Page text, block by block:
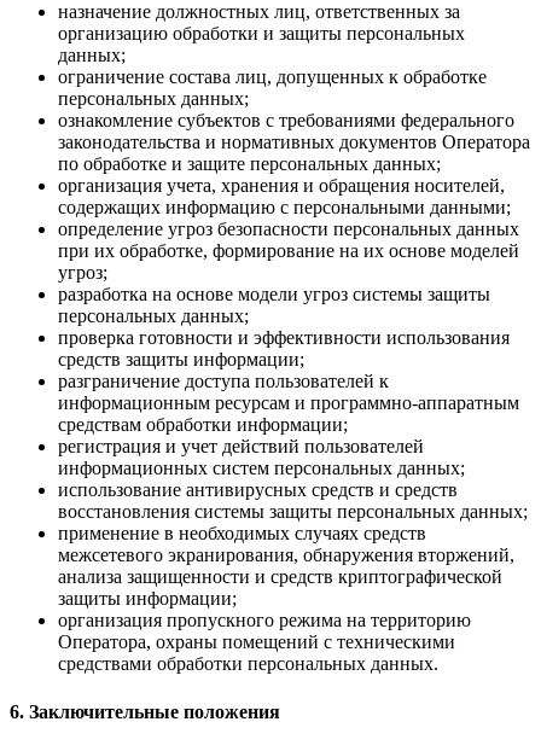
назначение должностных лиц, ответственных за
организацию обработки и защиты персональных
данных;
ограничение состава лиц, допущенных к обработке
персональных данных;
ознакомление субъектов с требованиями федерального
законодательства и нормативных документов Оператора
по обработке и защите персональных данных;
организация учета, хранения и обращения носителей,
содержащих информацию с персональными данными;
определение угроз безопасности персональных данных
при их обработке, формирование на их основе моделей
угроз;
разработка на основе модели угроз системы защиты
персональных данных;
проверка готовности и эффективности использования
средств защиты информации;
разграничение доступа пользователей к
информационным ресурсам и программно-аппаратным
средствам обработки информации;
регистрация и учет действий пользователей
информационных систем персональных данных;
использование антивирусных средств и средств
восстановления системы защиты персональных данных;
применение в необходимых случаях средств
межсетевого экранирования, обнаружения вторжений,
анализа защищенности и средств криптографической
защиты информации;
организация пропускного режима на территорию
Оператора, охраны помещений с техническими
средствами обработки персональных данных.
6. Заключительные положения